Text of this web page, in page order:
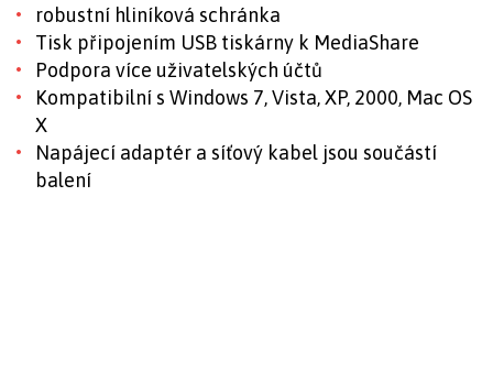
robustní hliníková schránka
Tisk připojením USB tiskárny k MediaShare
Podpora více uživatelských účtů
Kompatibilní s Windows 7, Vista, XP, 2000, Mac OS
X
Napájecí adaptér a síťový kabel jsou součástí
balení